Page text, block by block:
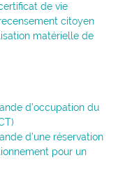
de vie
citoyen
matérielle de
d’occupation du
d’une réservation
pour un